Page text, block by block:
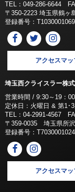
TEL：049-286-6644
〒350-2223 埼玉県鶴ヶ
登録番号：
アクセスマッ
埼玉西クライスラー株
営業時間 / 9:30～19：00
定休日：火曜日 & 第1･3
TEL：04-2991-4567
〒359-0035 埼玉県所
登録番号：
アクセスマッ